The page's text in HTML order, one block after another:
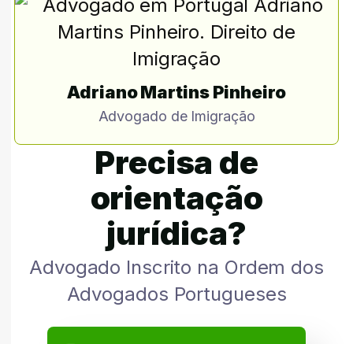
Adriano Martins Pinheiro
Advogado de Imigração
Precisa de
orientação
jurídica?
Advogado Inscrito na Ordem dos
Advogados Portugueses